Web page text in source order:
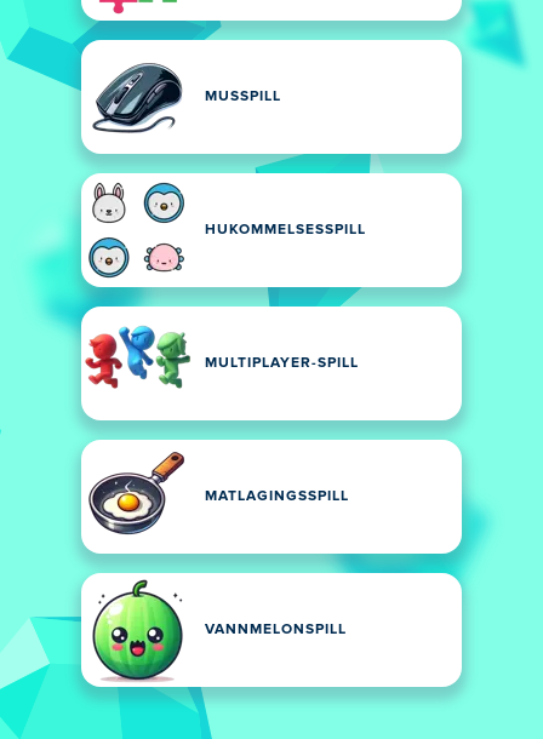
MUSSPILL
HUKOMMELSESSPILL
MULTIPLAYER-SPILL
MATLAGINGSSPILL
VANNMELONSPILL